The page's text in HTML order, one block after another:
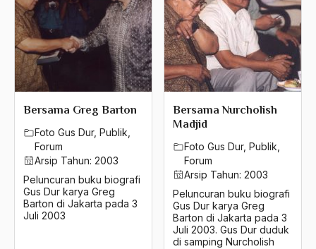
Bersama Greg Barton
Foto Gus Dur, Publik
Forum
Arsip Tahun: 2003
Peluncuran buku biografi
Gus Dur karya Greg
Barton di Jakarta pada 3
Juli 2003
Bersama Nurcholish
Madjid
Foto Gus Dur, Publik
Forum
Arsip Tahun: 2003
Peluncuran buku biografi
Gus Dur karya Greg
Barton di Jakarta pada 3
Juli 2003. Gus Dur duduk
di samping Nurcholish
1996
1995
1994
1993
1992
1991
1990
1989
1988